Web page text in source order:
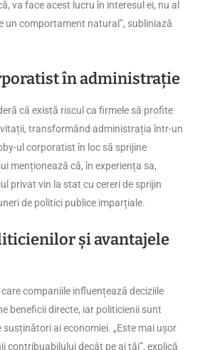
va face acest lucru în interesul ei, nu al
un comportament natural”, subliniază
în administrație
că există riscul ca firmele să profite
transformând administrația într-un
ul corporatist în loc să sprijine
menționează că, în experiența sa,
privat vin la stat cu cereri de sprijin
de politici publice imparțiale.
și avantajele
companiile influențează deciziile
beneficii directe, iar politicienii sunt
ai economiei. „Este mai ușor
contribuabilului decât pe ai tăi”, explică